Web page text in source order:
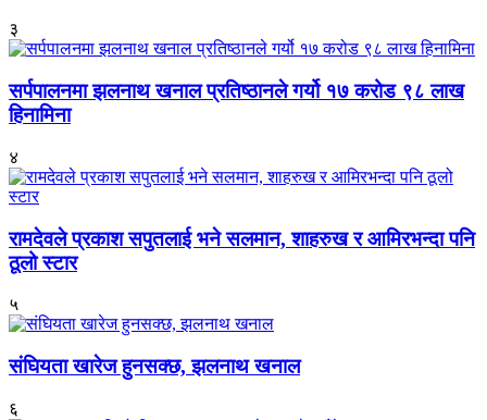
३
सर्पपालनमा झलनाथ खनाल प्रतिष्ठानले गर्यो १७ करोड ९८ लाख
हिनामिना
४
रामदेवले प्रकाश सपुतलाई भने सलमान, शाहरुख र आमिरभन्दा पनि
ठूलो स्टार
५
संघियता खारेज हुनसक्छ, झलनाथ खनाल
६